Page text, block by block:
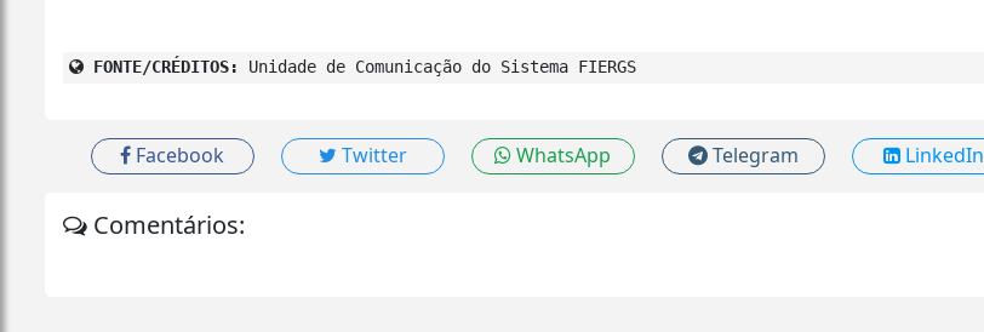
FONTE/CRÉDITOS: Unidade de Comunicação do Sistema FIERGS
Facebook Twitter WhatsApp Telegram LinkedIn
Comentários: